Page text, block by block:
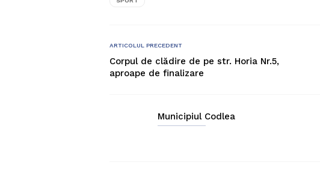
ARTICOLUL PRECEDENT
Corpul de clădire de pe str. Horia Nr.5,
aproape de finalizare
Municipiul Codlea